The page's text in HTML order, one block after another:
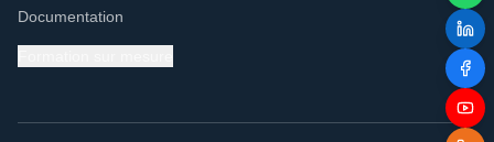
Documentation